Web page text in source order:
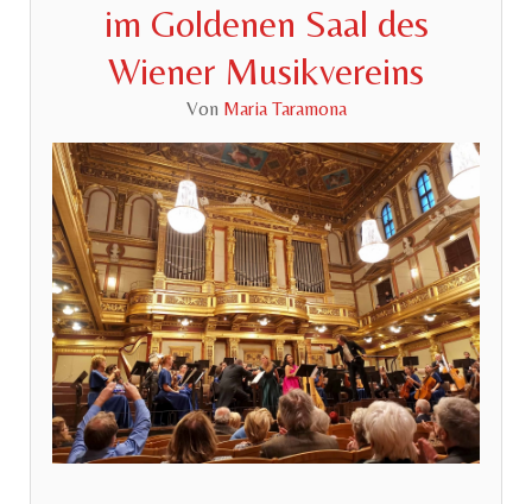
im Goldenen Saal des
Wiener Musikvereins
Von Maria Taramona